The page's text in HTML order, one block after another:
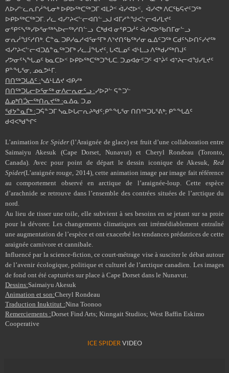
ᐱᐅᓯᓪᓚᕆᒋᓲᖓᓂᒃ ᐅᑭᐅᖅᑕᖅᑐᒥ ᐊᒪᕉᑉ ᐋᓯᕙᐅᑉ, ᐋᓯᕙᒃ ᐱᑕᖃᕋᔪᑦᑐᖅ
ᐅᑭᐅᖅᑕᖅᑐᒥ. ᓯᓚ ᐊᓯᔾᔨᐸᓪᓕᐊᑎᓪᓗᒍ ᐊᒥᓱᓐᖑᐸᓪᓕᐊᓯᒪᔪᑦ
ᓂᕿᑦᓴᖅᓯᐅᕐᓂᖅᓴᐅᓕᖅᓱᑎᓪᓗ ᑖᒃᑯᐊ ᓂᕿᑐᓲᑦ ᐋᓯᕙᐅᖃᑎᒥᓂᓪᓗ
ᓂᕆᓲᖑᑦᓱᑎᒃ. ᑖᓐᓇ ᑐᑭᓯᓇᓱᐊᕐᓂᕐᒥᒃ ᐱᔾᔪᑎᖃᖅᓱᓂ ᓇᐃᑦᑐᖅ ᑕᑯᑦᓴᐅᑎᑦᓯᔪᖅ
ᐊᓯᔾᔨᐸᓪᓕᐊᑐᐃᓐᓇᖅᑐᒥᒃ ᓯᓚᒨᖓᔪᑦ, ᒐᕙᒪᓄᑦ ᐊᒻᒪᓗ ᐱᖅᑯᓯᖅᑎᒍᑦ
ᓯᕗᓂᑦᓴᖓᓄᑦ ᑲᓇᑕᐅᑉ ᐅᑭᐅᖅᑕᖅᑐᖓᑕ. ᑐᓄᐊᓃᑦᑐᑦ ᐊᔾᔩᑦ ᐊᔾᔨᓕᐊᖑᓯᒪᔪᑦ
ᑭᓐᖓᕐᓂ, ᓄᓇᕗᒻᒥ.
ᑎᑎᖅᑐᒐᐃᑦ :ᓴᐃᒻᒪᐃᔪ ᐊᑭᓱᒃ
ᑎᑎᖅᑐᒐᓕᐅᕐᓂᖅ ᓂᐱᓕᕆᓂᕐᓗ :ᓯᐅᕈᓪ ᕋᓐᑐᓪ
ᐃᓄᒃᑎᑑᓕᖅᑎᕆᔪᖅ :ᓇᐃᓇ ᑐᓄ
ᖁᔭᓐᓇᒦᒃ :ᑐᕌᓐᑐᒥ ᓴᓇᐅᒐᓕᕆᔨᒃᑯᑦ;ᑭᓐᖓᕐᓂ ᑎᑎᖅᑐᒐᕐᕕᒃ; ᑭᓐᖓᐃᑦ
ᑯᐊᐸᒃᑯᖏᑦ
L’animation Ice Spider(l’Araignée de glace) est fruit d’une collaboration entre
Saimaiyu Akesuk (Cape Dorset, Nunavut) et Cheryl Rondeau (Toronto,
Canada). Avec pour point de départ le dessin iconique de Akesuk, Red
Spider(L’araignée rouge, 2014), cette animation image par image fait référence
au comportement observé en arctique de l’araignée-loup. Cette espèce
d’arachnide se retrouve dans l’ensemble des contrées situées de l’arctique du
nord.
Au lieu de tisser une toile, elle subvient à ses besoins en se jetant sur sa proie
pour la dévorer. Les changements climatiques ont irrémédiablement entraîné
une augmentation de l’espèce et ont exacerbé les tendances prédatrices de cette
araignée carnivore et cannibale.
Influencé par la science-fiction, ce court-métrage vise à susciter le débat autour
de l’avenir écologique, politique et culturel de l’arctique canadien. Les images
de fond ont été capturées sur place à Cape Dorset dans le Nunavut.
Dessins:Saimaiyu Akesuk
Animation et son:Cheryl Rondeau
Traduction Inuktitut :Nina Toonoo
Remerciements :Dorset Find Arts; Kinngait Studios; West Baffin Eskimo
Cooperative
ICE SPIDERVIDEO